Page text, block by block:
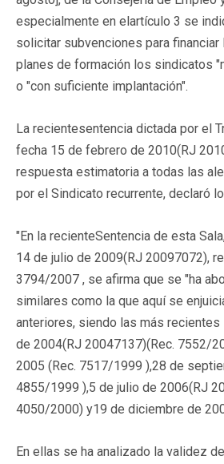
especialmente en elartículo 3 se
solicitar subvenciones para financiar
planes de formación los sindicatos
o "con suficiente implantación".
La recientesentencia dictada por el
fecha 15 de febrero de 2010(RJ
respuesta estimatoria a todas las
por el Sindicato recurrente, declaró
"En la recienteSentencia de esta
14 de julio de 2009(RJ 20097072),
3794/2007 , se afirma que se "ha
similares como la que aquí se
anteriores, siendo las más
de 2004(RJ 20047137)(Rec. 7552/
2005 (Rec. 7517/1999 ),28 de
4855/1999 ),5 de julio de 2006(RJ
4050/2000) y19 de diciembre de
En ellas se ha analizado la validez